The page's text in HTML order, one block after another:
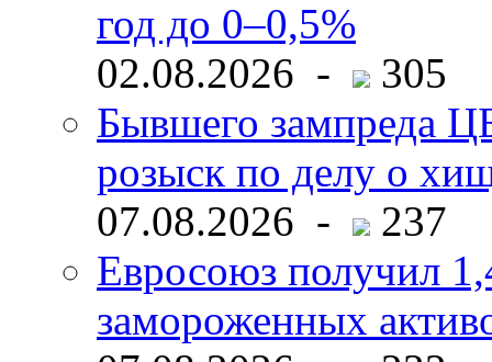
год до 0–0,5%
02.08.2026 -
305
Бывшего зампреда
розыск по делу о
07.08.2026 -
237
Евросоюз получил
замороженных